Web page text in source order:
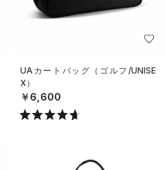
UAカートバッグ（ゴルフ/UNISE
X）
￥6,600